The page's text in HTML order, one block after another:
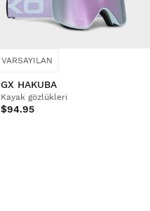
VARSAYILAN
GX HAKUBA
Kayak gözlükleri
$94.95